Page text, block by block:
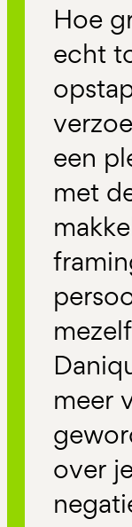
Hoe
echt
een
met
meer
over